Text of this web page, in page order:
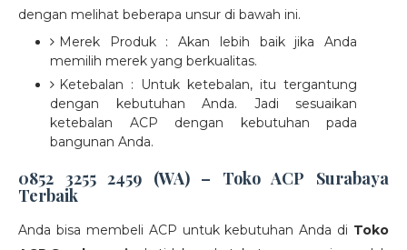
dengan melihat beberapa unsur di bawah ini.
Merek Produk : Akan lebih baik jika Anda
memilih merek yang berkualitas.
Ketebalan : Untuk ketebalan, itu tergantung
dengan kebutuhan Anda. Jadi sesuaikan
ketebalan ACP dengan kebutuhan pada
bangunan Anda.
0852 3255 2459 (WA) – Toko ACP Surabaya
Terbaik
Anda bisa membeli ACP untuk kebutuhan Anda di Toko